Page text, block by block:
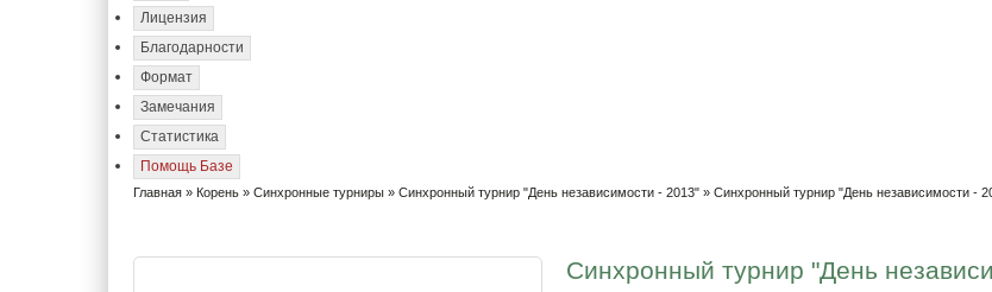
Лицензия
Благодарности
Формат
Замечания
Статистика
Помощь Базе
Главная » Корень »Синхронные турниры »Синхронный турнир "День независимости - 2013" » Синхронный турнир "День независимости -
Синхронный турнир "День